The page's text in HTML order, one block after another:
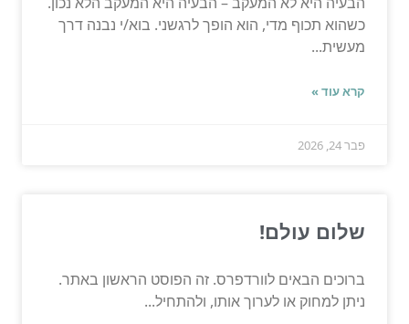
כשהוא תכוף מדי, הוא הופך לרגשני. בוא/י נבנה דרך
מעשית...
קרא עוד »
פבר 24, 2026
שלום עולם!
ברוכים הבאים לוורדפרס. זה הפוסט הראשון באתר.
ניתן למחוק או לערוך אותו, ולהתחיל...